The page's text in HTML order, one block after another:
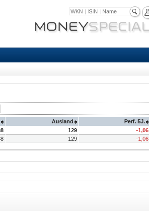
Ausland
Perf. 5J.
129
-1,06
129 -1,06